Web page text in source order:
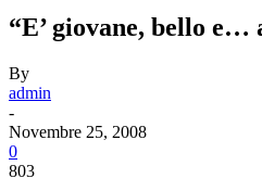
“E’ giovane, bello e…
By
admin
-
Novembre 25, 2008
0
803